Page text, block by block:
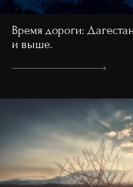
Время дороги:
и выше.